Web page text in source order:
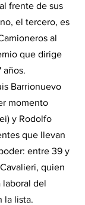
frente de sus
el tercero, es
al
que dirige
años.
Barrionuevo
momento
y Rodolfo
que llevan
entre 39 y
quien
laboral del
la lista.